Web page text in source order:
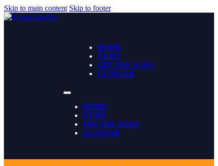
Skip to main content Skip to footer
HOME
NEWS
GRUNDLAGEN
GLOSSAR
HOME
NEWS
GRUNDLAGEN
GLOSSAR